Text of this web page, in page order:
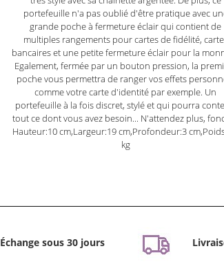
portefeuille n'a pas oublié d'être pratique avec
grande poche à fermeture éclair qui contient de
multiples rangements pour cartes de fidélité,
bancaires et une petite fermeture éclair pour la
Egalement, fermée par un bouton pression, la
poche vous permettra de ranger vos effets
comme votre carte d'identité par exemple. Un
portefeuille à la fois discret, stylé et qui pourra
tout ce dont vous avez besoin... N'attendez plus,
Hauteur:10 cm,Largeur:19 cm,Profondeur:3
kg
Échange sous 30 jours